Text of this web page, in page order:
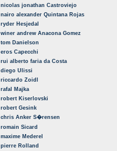
nicolas jonathan Castroviejo
nairo alexander Quintana Rojas
ryder Hesjedal
winer andrew Anacona Gomez
tom Danielson
eros Capecchi
rui alberto faria da Costa
diego Ulissi
riccardo Zoidl
rafal Majka
robert Kiserlovski
robert Gesink
chris Anker S�rensen
romain Sicard
maxime Mederel
pierre Rolland